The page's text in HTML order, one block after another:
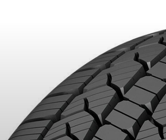
LIMITÉ SUR PRODUITS SÉLECTIONNÉS. MINIMUM DE 500$ AVANT TAXES.